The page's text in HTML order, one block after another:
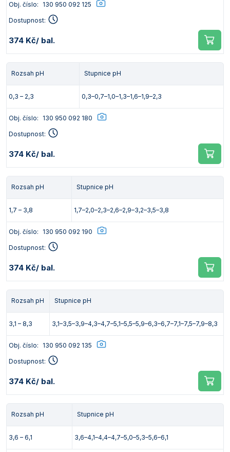
Obj. číslo: 130 950 092 125
Dostupnost:
374 Kč/ bal.
Rozsah pH Stupnice pH
0,3 – 2,3 0,3–0,7–1,0–1,3–1,6–1,9–2,3
Obj. číslo: 130 950 092 180
Dostupnost:
374 Kč/ bal.
Rozsah pH Stupnice pH
1,7 – 3,8 1,7–2,0–2,3–2,6–2,9–3,2–3,5–3,8
Obj. číslo: 130 950 092 190
Dostupnost:
374 Kč/ bal.
Rozsah pH Stupnice pH
3,1 – 8,3 3,1–3,5–3,9–4,3–4,7–5,1–5,5–5,9–6,3–6,7–7,1–7,5–7,9–8,3
Obj. číslo: 130 950 092 135
Dostupnost:
374 Kč/ bal.
Rozsah pH Stupnice pH
3,6 – 6,1 3,6–4,1–4,4–4,7–5,0–5,3–5,6–6,1